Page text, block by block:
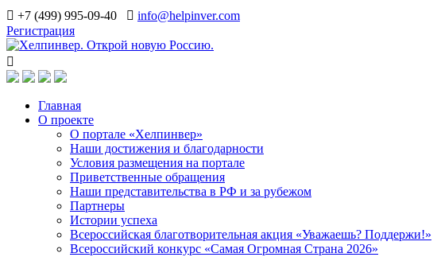
+7 (499) 995-09-40
info@helpinver.com
Регистрация
Главная
О проекте
О портале «Хелпинвер»
Наши достижения и благодарности
Условия размещения на портале
Приветственные обращения
Наши представительства в РФ и за рубежом
Партнеры
Истории успеха
Всероссийская благотворительная акция «Уважаешь? Поддержи!»
Всероссийский конкурс «Самая Огромная Страна 2026»